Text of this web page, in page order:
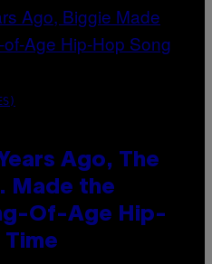
Ago, The
Made the
Of-Age Hip-
Time